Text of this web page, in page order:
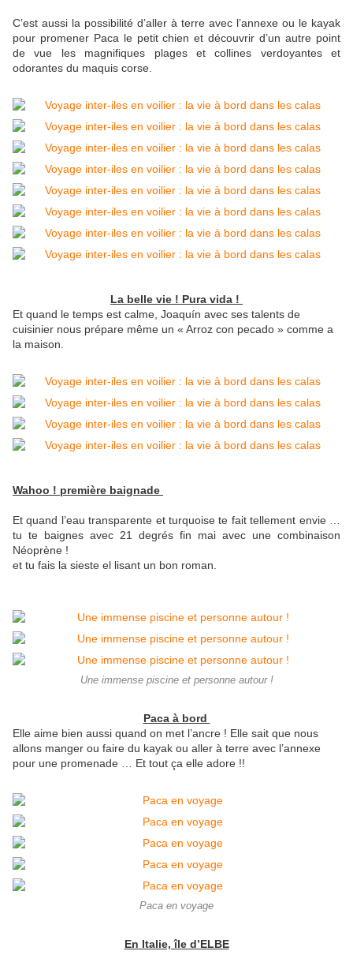
C’est aussi la possibilité d’aller à terre avec l’annexe ou le kayak
pour promener Paca le petit chien et découvrir d’un autre point
de vue les magnifiques plages et collines verdoyantes et
odorantes du maquis corse.
La belle vie ! Pura vida !
Et quand le temps est calme, Joaquín avec ses talents de
cuisinier nous prépare même un « Arroz con pecado » comme a
la maison.
Wahoo ! première baignade
Et quand l’eau transparente et turquoise te fait tellement envie …
tu te baignes avec 21 degrés fin mai avec une combinaison
Néoprène !
et tu fais la sieste el lisant un bon roman.
Une immense piscine et personne autour !
Paca à bord
Elle aime bien aussi quand on met l’ancre ! Elle sait que nous
allons manger ou faire du kayak ou aller à terre avec l’annexe
pour une promenade … Et tout ça elle adore !!
Paca en voyage
En Italie, île d’ELBE